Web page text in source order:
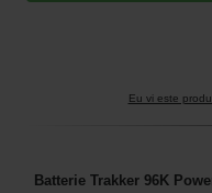
Eu vi este
Batterie Trakker 96K